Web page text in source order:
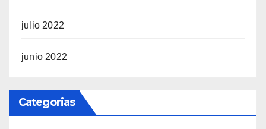
julio 2022
junio 2022
Categorias